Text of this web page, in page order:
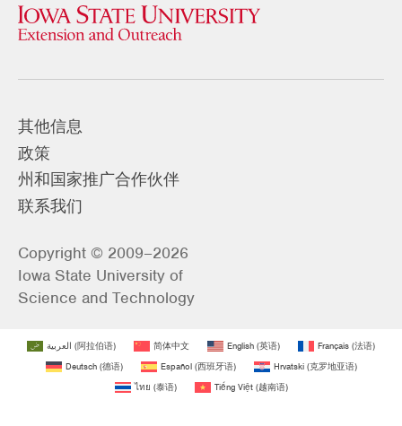
其他信息
政策
州和国家推广合作伙伴
联系我们
Copyright © 2009–2026
Iowa State University of
Science and Technology
العربية (阿拉伯语) 简体中文 English (英语) Français (法语)
Deutsch(德语) Español(西班牙语) Hrvatski(克罗地亚语)
ไทย (泰语) Tiếng Việt(越南语)